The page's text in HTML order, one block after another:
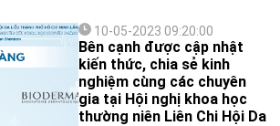
10-05-2023 09:20:00
Bên cạnh được cập nhật
kiến thức, chia sẻ kinh
nghiệm cùng các chuyên
gia tại Hội nghị khoa học
thường niên Liên Chi Hội Da